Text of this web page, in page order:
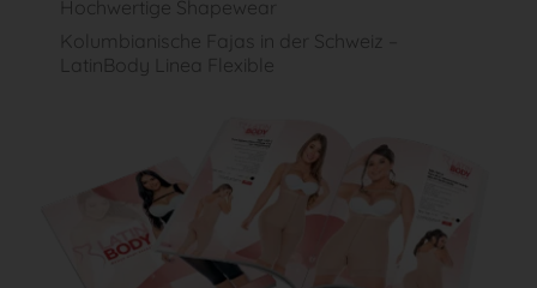
Hochwertige Shapewear
Kolumbianische Fajas in der Schweiz –
LatinBody Linea Flexible